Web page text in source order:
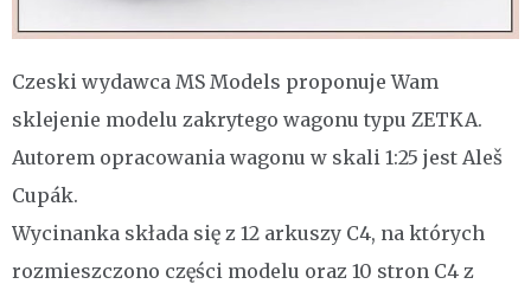
Czeski wydawca MS Models proponuje Wam
sklejenie modelu zakrytego wagonu typu ZETKA.
Autorem opracowania wagonu w skali 1:25 jest Aleš
Cupák.
Wycinanka składa się z 12 arkuszy C4, na których
rozmieszczono części modelu oraz 10 stron C4 z